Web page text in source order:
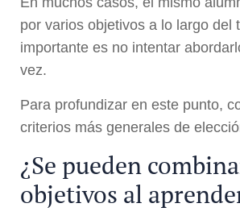
por varios objetivos a lo largo del
importante es no intentar
vez.
Para profundizar en este punto,
criterios más generales de
¿Se pueden
objetivos al